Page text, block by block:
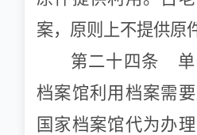
案，原则上不提供原
第二十四条 单
档案馆利用档案需
国家档案馆代为办